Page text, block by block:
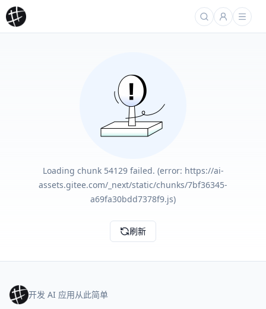
Loading chunk 54129 failed. (error: https://ai-
assets.gitee.com/_next/static/chunks/7bf36345-
a69fa30bdd7378f9.js)
刷新
开发 AI 应用从此简单